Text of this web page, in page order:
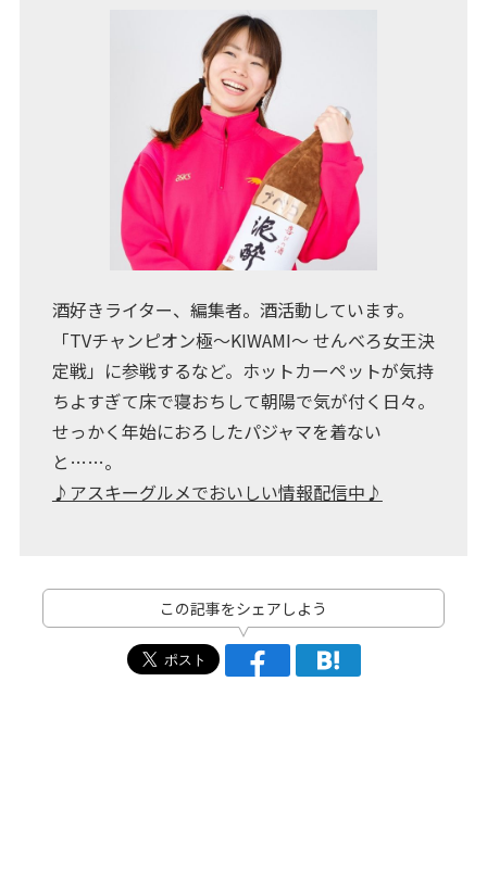
酒好きライター、編集者。酒活動しています。
「TVチャンピオン極～KIWAMI～ せんべろ女王決
定戦」に参戦するなど。ホットカーペットが気持
ちよすぎて床で寝おちして朝陽で気が付く日々。
せっかく年始におろしたパジャマを着ない
と……。
♪アスキーグルメでおいしい情報配信中♪
この記事をシェアしよう